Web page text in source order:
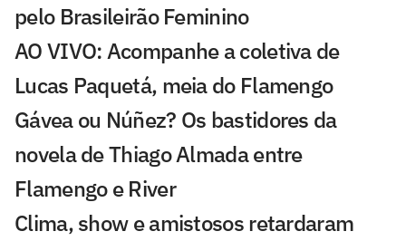
pelo Brasileirão Feminino
AO VIVO: Acompanhe a coletiva de
Lucas Paquetá, meia do Flamengo
Gávea ou Núñez? Os bastidores da
novela de Thiago Almada entre
Flamengo e River
Clima, show e amistosos retardaram